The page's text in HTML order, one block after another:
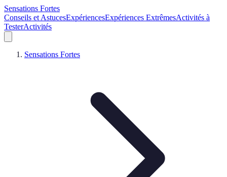
Sensations Fortes
Conseils et AstucesExpériencesExpériences ExtrêmesActivités à
TesterActivités
Sensations Fortes